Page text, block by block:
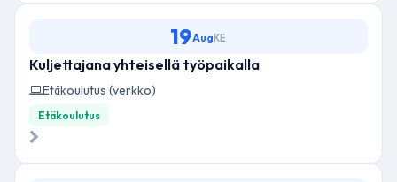
19AugKE
Kuljettajana yhteisellä työpaikalla
Etäkoulutus (verkko)
Etäkoulutus